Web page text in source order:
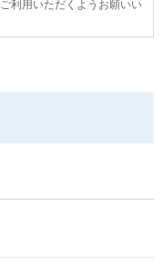
利用いただくようお願いい